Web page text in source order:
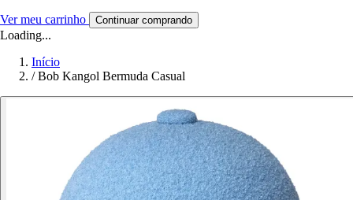
Ver meu carrinho Continuar comprando
Loading...
Início
/ Bob Kangol Bermuda Casual